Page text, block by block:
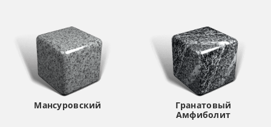
Мансуровский
Гранатовый
Амфиболит